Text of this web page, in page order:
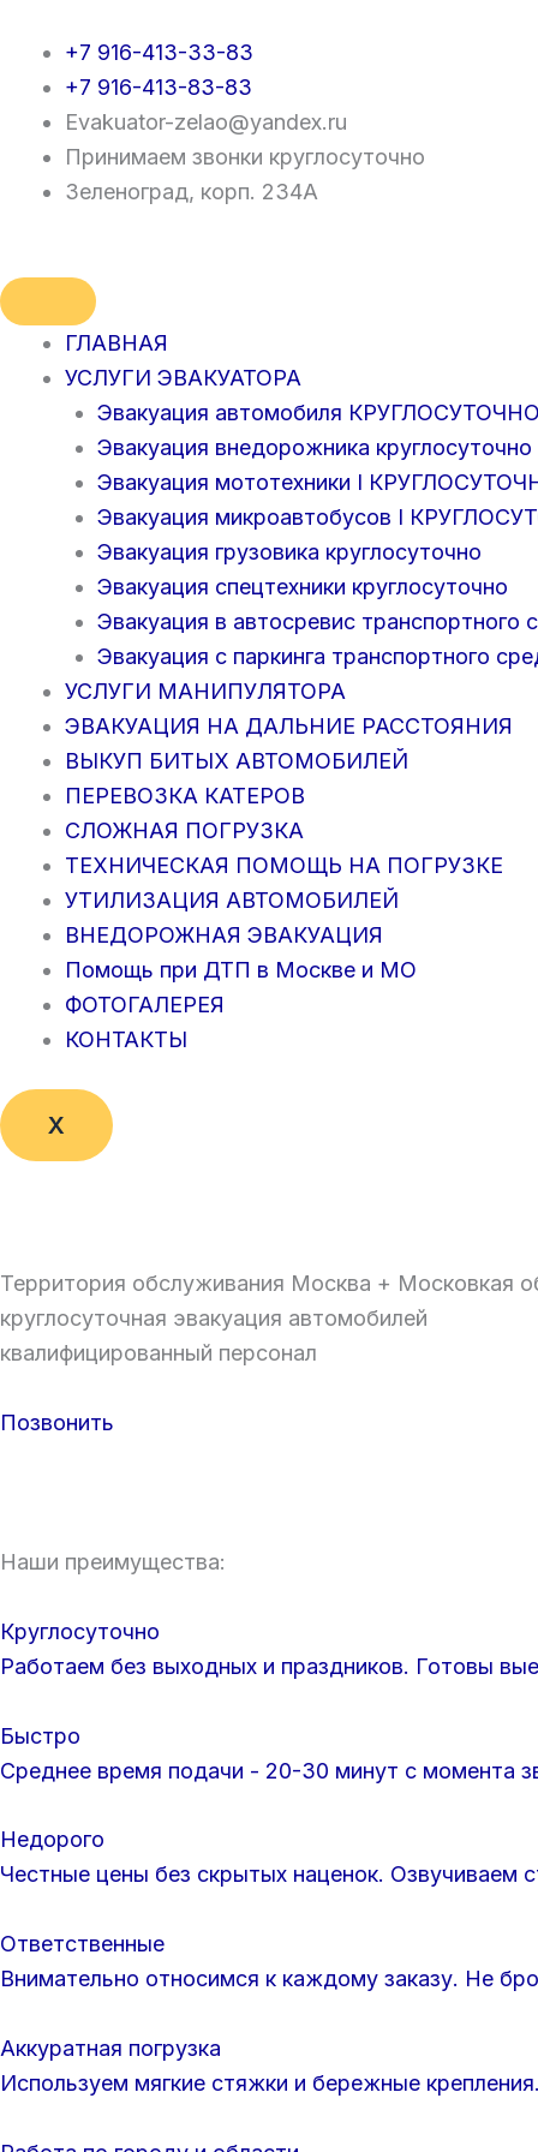
+7 916-413-33-83
+7 916-413-83-83
Evakuator-zelao@yandex.ru
Принимаем звонки круглосуточно
Зеленоград, корп. 234А
ГЛАВНАЯ
УСЛУГИ ЭВАКУАТОРА
Эвакуация автомобиля КРУГЛОСУТОЧНО
Эвакуация внедорожника круглосуточно
Эвакуация мототехники I
Эвакуация микроавтобусов I
Эвакуация грузовика круглосуточно
Эвакуация спецтехники круглосуточно
Эвакуация в автосревис транспортного
Эвакуация с паркинга транспортного
УСЛУГИ МАНИПУЛЯТОРА
ЭВАКУАЦИЯ НА ДАЛЬНИЕ РАССТОЯНИЯ
ВЫКУП БИТЫХ АВТОМОБИЛЕЙ
ПЕРЕВОЗКА КАТЕРОВ
СЛОЖНАЯ ПОГРУЗКА
ТЕХНИЧЕСКАЯ ПОМОЩЬ НА ПОГРУЗКЕ
УТИЛИЗАЦИЯ АВТОМОБИЛЕЙ
ВНЕДОРОЖНАЯ ЭВАКУАЦИЯ
Помощь при ДТП в Москве и МО
ФОТОГАЛЕРЕЯ
КОНТАКТЫ
X
содержимому
Территория обслуживания Москва + Московкая
круглосуточная эвакуация автомобилей
квалифицированный персонал
Позвонить
Наши преимущества:
Круглосуточно
Работаем без выходных и праздников. Готовы
Быстро
Среднее время подачи - 20-30 минут с момента
Недорого
Честные цены без скрытых наценок.
Ответственные
Внимательно относимся к каждому заказу. Не
Аккуратная погрузка
Используем мягкие стяжки и бережные